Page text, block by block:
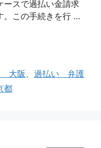
ースで過払い金請求
。この手続きを行 …
大阪、過払い 弁護
都